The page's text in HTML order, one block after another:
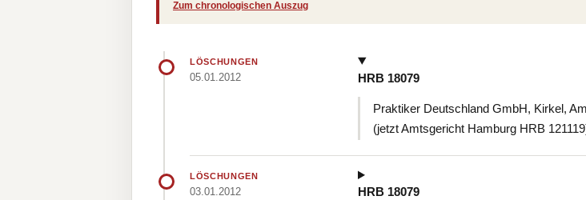
Zum chronologischen Auszug
LÖSCHUNGEN
05.01.2012 HRB 18079
Praktiker Deutschland GmbH, Kirkel,
(jetzt Amtsgericht Hamburg HRB
LÖSCHUNGEN
03.01.2012 HRB 18079